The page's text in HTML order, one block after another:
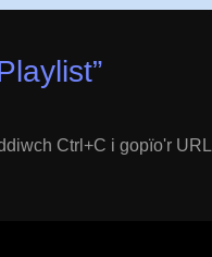
”
Ctrl+C i gopïo'r URL